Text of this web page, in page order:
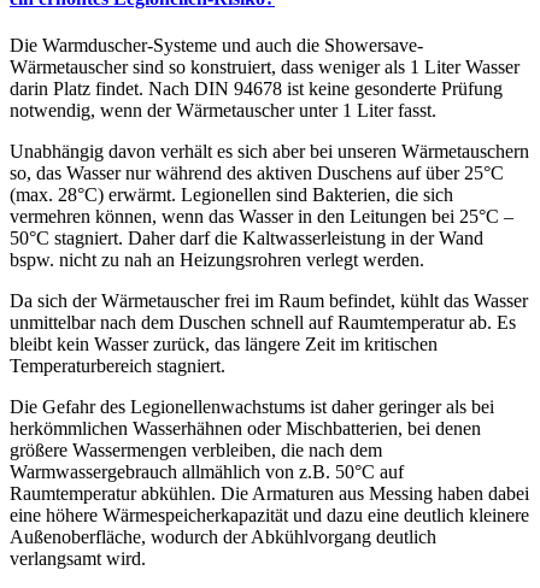
Die Warmduscher-Systeme und auch die Showersave-
Wärmetauscher sind so konstruiert, dass weniger als 1 Liter Wasser
darin Platz findet. Nach DIN 94678 ist keine gesonderte Prüfung
notwendig, wenn der Wärmetauscher unter 1 Liter fasst.
Unabhängig davon verhält es sich aber bei unseren Wärmetauschern
so, das Wasser nur während des aktiven Duschens auf über 25°C
(max. 28°C) erwärmt. Legionellen sind Bakterien, die sich
vermehren können, wenn das Wasser in den Leitungen bei 25°C –
50°C stagniert. Daher darf die Kaltwasserleistung in der Wand
bspw. nicht zu nah an Heizungsrohren verlegt werden.
Da sich der Wärmetauscher frei im Raum befindet, kühlt das Wasser
unmittelbar nach dem Duschen schnell auf Raumtemperatur ab. Es
bleibt kein Wasser zurück, das längere Zeit im kritischen
Temperaturbereich stagniert.
Die Gefahr des Legionellenwachstums ist daher geringer als bei
herkömmlichen Wasserhähnen oder Mischbatterien, bei denen
größere Wassermengen verbleiben, die nach dem
Warmwassergebrauch allmählich von z.B. 50°C auf
Raumtemperatur abkühlen. Die Armaturen aus Messing haben dabei
eine höhere Wärmespeicherkapazität und dazu eine deutlich kleinere
Außenoberfläche, wodurch der Abkühlvorgang deutlich
verlangsamt wird.